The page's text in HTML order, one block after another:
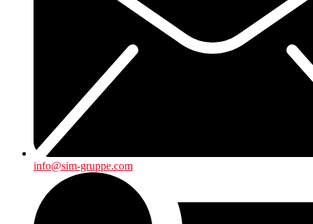
info@sim-gruppe.com